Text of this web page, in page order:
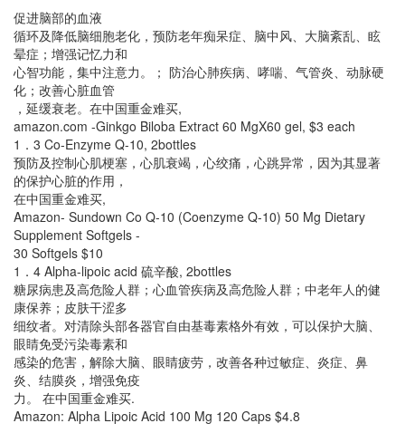
促进脑部的血液
循环及降低脑细胞老化，预防老年痴呆症、脑中风、大脑紊乱、眩
晕症；增强记忆力和
心智功能，集中注意力。； 防治心肺疾病、哮喘、气管炎、动脉硬
化；改善心脏血管
，延缓衰老。在中国重金难买,
amazon.com -Ginkgo Biloba Extract 60 MgX60 gel, $3 each
1．3 Co-Enzyme Q-10, 2bottles
预防及控制心肌梗塞，心肌衰竭，心绞痛，心跳异常，因为其显著
的保护心脏的作用，
在中国重金难买,
Amazon- Sundown Co Q-10 (Coenzyme Q-10) 50 Mg Dietary
Supplement Softgels -
30 Softgels $10
1．4 Alpha-lipoic acid 硫辛酸, 2bottles
糖尿病患及高危险人群；心血管疾病及高危险人群；中老年人的健
康保养；皮肤干涩多
细纹者。对清除头部各器官自由基毒素格外有效，可以保护大脑、
眼睛免受污染毒素和
感染的危害，解除大脑、眼睛疲劳，改善各种过敏症、炎症、鼻
炎、结膜炎，增强免疫
力。 在中国重金难买.
Amazon: Alpha Lipoic Acid 100 Mg 120 Caps $4.8